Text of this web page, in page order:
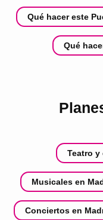
Qué hacer este
Qué
Teatro y
Musicales en
Conciertos en